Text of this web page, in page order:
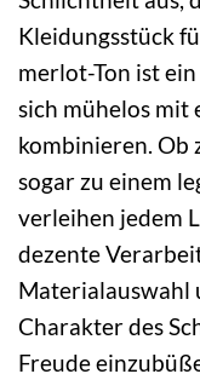
Kleidungsstück
merlot-Ton ist
sich mühelos mit
kombinieren. Ob
sogar zu einem
verleihen jedem
dezente
Materialauswahl
Charakter des
Freude